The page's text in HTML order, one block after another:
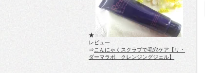
★
レビュー
⇒ こんにゃくスクラブで毛穴ケア【リ・
ダーマラボ クレンジングジェル】